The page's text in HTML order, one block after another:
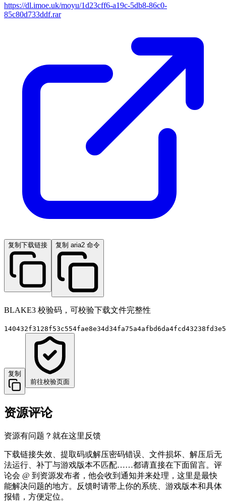
https://dl.imoe.uk/moyu/1d23cff6-a19c-5db8-86c0-
85c80d733ddf.rar
复制下载链接 复制 aria2 命令
BLAKE3 校验码，可校验下载文件完整性
复制
前往校验页面
资源评论
资源有问题？就在这里反馈
下载链接失效、提取码或解压密码错误、文件损坏、解压后无
法运行、补丁与游戏版本不匹配……都请直接在下面留言。评
论会 @ 到资源发布者，他会收到通知并来处理，这里是最快
能解决问题的地方。反馈时请带上你的系统、游戏版本和具体
报错，方便定位。